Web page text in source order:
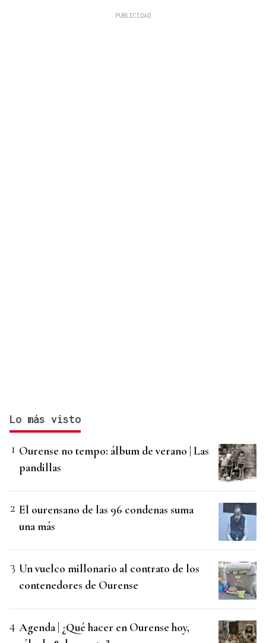
Lo más visto
Ourense no tempo: álbum de verano | Las
pandillas
El ourensano de las 96 condenas suma
una más
Un vuelco millonario al contrato de los
contenedores de Ourense
Agenda | ¿Qué hacer en Ourense hoy,